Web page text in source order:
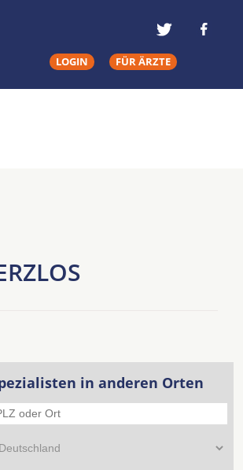
LOGIN FÜR ÄRZTE
in anderen Orten